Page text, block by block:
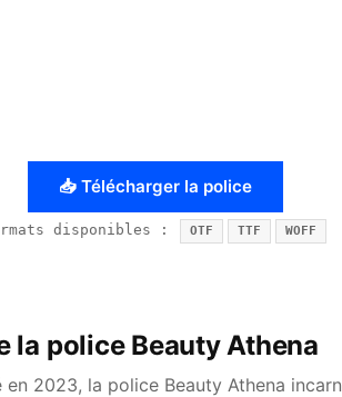
📥 Télécharger la police
disponibles : OTF TTF WOFF
la police Beauty Athena
2023, la police Beauty Athena